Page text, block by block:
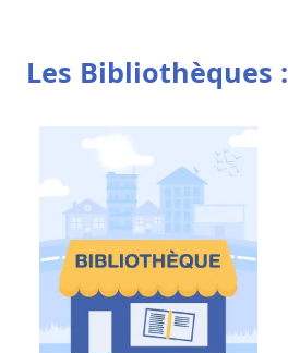
Les Bibliothèques :